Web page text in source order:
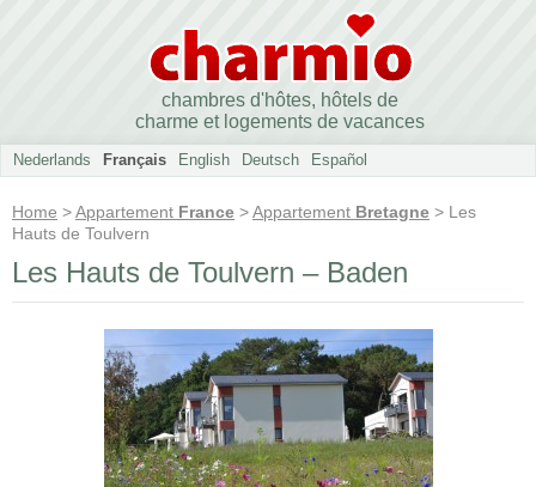
chambres d'hôtes, hôtels de
charme et logements de vacances
Nederlands Français English Deutsch Español
Home >Appartement France >Appartement Bretagne > Les
Hauts de Toulvern
Les Hauts de Toulvern – Baden